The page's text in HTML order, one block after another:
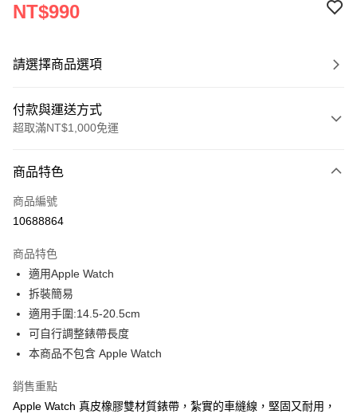
NT$990
請選擇商品選項
付款與運送方式
超取滿NT$1,000免運
信用卡一次付款
超商取貨付款
Apple Pay
街口支付
悠遊付
Google Pay
ATM付款
商品特色
商品編號
10688864
商品特色
適用Apple Watch
拆裝簡易
適用手圍:14.5-20.5cm
可自行調整錶帶長度
本商品不包含 Apple Watch
銷售重點
Apple Watch 真皮橡膠雙材質錶帶，紮實的車縫線，堅固又耐用，